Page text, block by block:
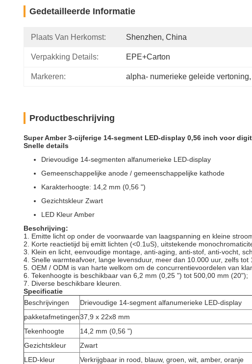
Gedetailleerde Informatie
Plaats Van Herkomst: Shenzhen, China
Verpakking Details: EPE+carton
Markeren: alpha- numerieke geleide vertoning,
Productbeschrijving
Super Amber 3-cijferige 14-segment LED-display 0,56 inch voor
Snelle details
Drievoudige 14-segmenten alfanumerieke LED-display
Gemeenschappelijke anode / gemeenschappelijke kathode
Karakterhoogte: 14,2 mm (0,56 ")
Gezichtskleur Zwart
LED Kleur Amber
Beschrijving:
1. Emitte licht op onder de voorwaarde van laagspanning en kleine
2. Korte reactietijd bij emitt lichten (<0.1uS), uitstekende
3. Klein en licht, eenvoudige montage, anti-aging, anti-stof, anti-vocht,
4. Snelle warmteafvoer, lange levensduur, meer dan 10.000 uur, zelfs tot
5. OEM / ODM is van harte welkom om de concurrentievoordelen van
6. Tekenhoogte is beschikbaar van 6,2 mm (0,25 ") tot 500,00 mm (20");
7. Diverse beschikbare kleuren.
Specificatie
Beschrijvingen
Drievoudige 14-segment alfanumerieke LED-display
pakketafmetingen37,9 x 22x8 mm
Tekenhoogte
14,2 mm (0,56 ")
Gezichtskleur
Zwart
LED-kleur
Verkrijgbaar in rood, blauw, groen, wit, amber, oranje